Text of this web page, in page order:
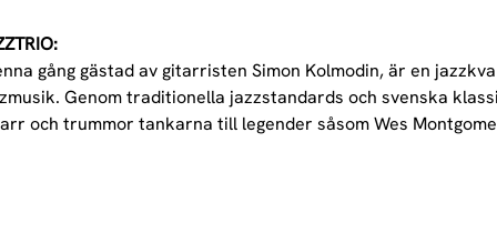
gång gästad av gitarristen Simon Kolmodin, är en
Genom traditionella jazzstandards och svenska
och trummor tankarna till legender såsom Wes